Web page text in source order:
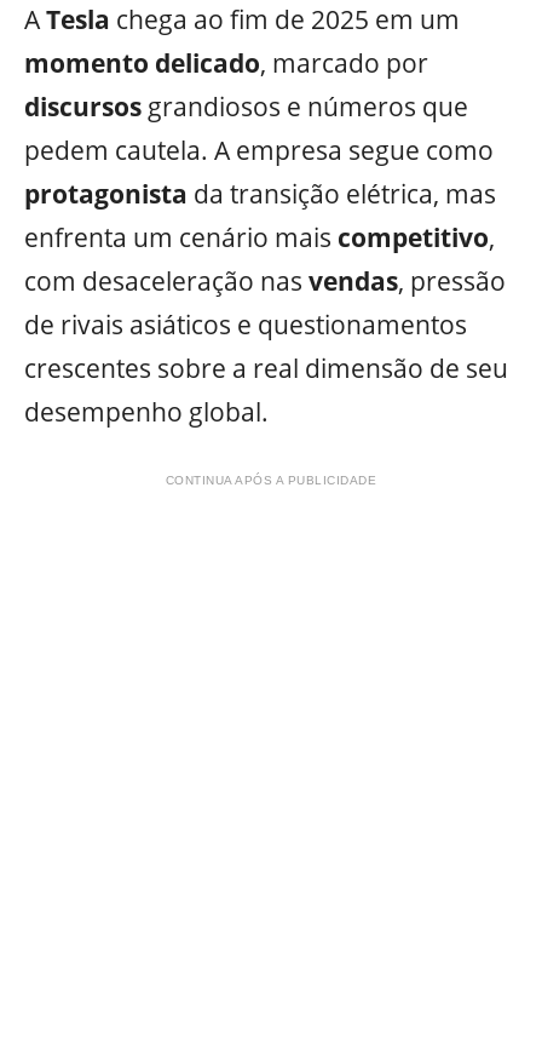
ATesla chega ao fim de 2025 em um
momento delicado, marcado por
discursos grandiosos e números que
pedem cautela. A empresa segue como
protagonista da transição elétrica, mas
enfrenta um cenário mais competitivo,
com desaceleração nas vendas, pressão
de rivais asiáticos e questionamentos
crescentes sobre a real dimensão de seu
desempenho global.
CONTINUA APÓS A PUBLICIDADE